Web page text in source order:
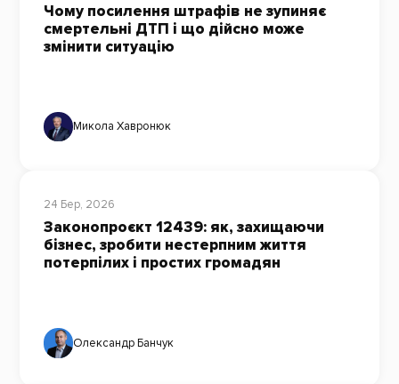
Чому посилення штрафів не зупиняє
смертельні ДТП і що дійсно може
змінити ситуацію
Микола Хавронюк
24 Бер, 2026
Законопроєкт 12439: як, захищаючи
бізнес, зробити нестерпним життя
потерпілих і простих громадян
Олександр Банчук